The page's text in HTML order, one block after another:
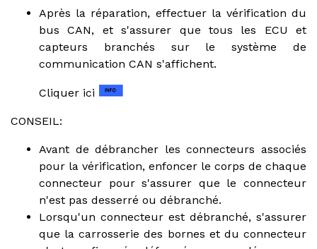
Après la réparation, effectuer la vérification du
bus CAN, et s'assurer que tous les ECU et
capteurs branchés sur le système de
communication CAN s'affichent.
Cliquer ici
CONSEIL:
Avant de débrancher les connecteurs associés
pour la vérification, enfoncer le corps de chaque
connecteur pour s'assurer que le connecteur
n'est pas desserré ou débranché.
Lorsqu'un connecteur est débranché, s'assurer
que la carrosserie des bornes et du connecteur